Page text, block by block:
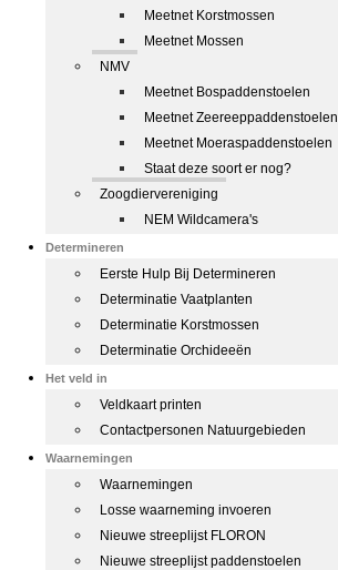
Meetnet Korstmossen
Meetnet Mossen
NMV
Meetnet Bospaddenstoelen
Meetnet Zeereeppaddenstoelen
Meetnet Moeraspaddenstoelen
Staat deze soort er nog?
Zoogdiervereniging
NEM Wildcamera's
Determineren
Eerste Hulp Bij Determineren
Determinatie Vaatplanten
Determinatie Korstmossen
Determinatie Orchideeën
Het veld in
Veldkaart printen
Contactpersonen Natuurgebieden
Waarnemingen
Waarnemingen
Losse waarneming invoeren
Nieuwe streeplijst FLORON
Nieuwe streeplijst paddenstoelen